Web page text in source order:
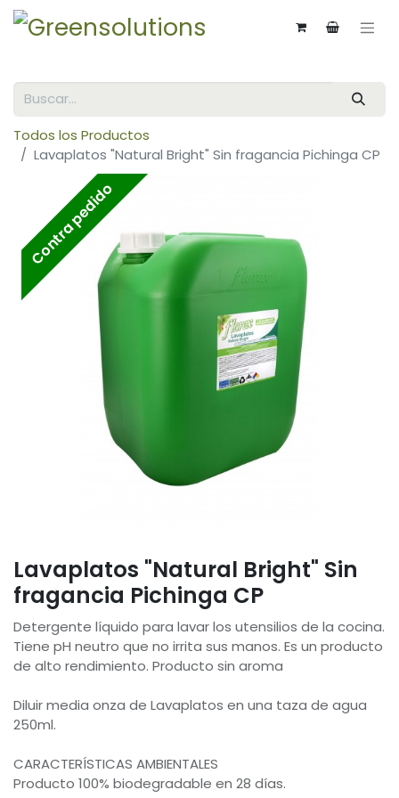
Todos los Productos
Lavaplatos "Natural Bright" Sin fragancia Pichinga CP
Contra pedido
Lavaplatos "Natural Bright" Sin
fragancia Pichinga CP
Detergente líquido para lavar los utensilios de la cocina.
Tiene pH neutro que no irrita sus manos. Es un producto
de alto rendimiento. Producto sin aroma
Diluir media onza de Lavaplatos en una taza de agua
250ml.
CARACTERÍSTICAS AMBIENTALES
Producto 100% biodegradable en 28 días.